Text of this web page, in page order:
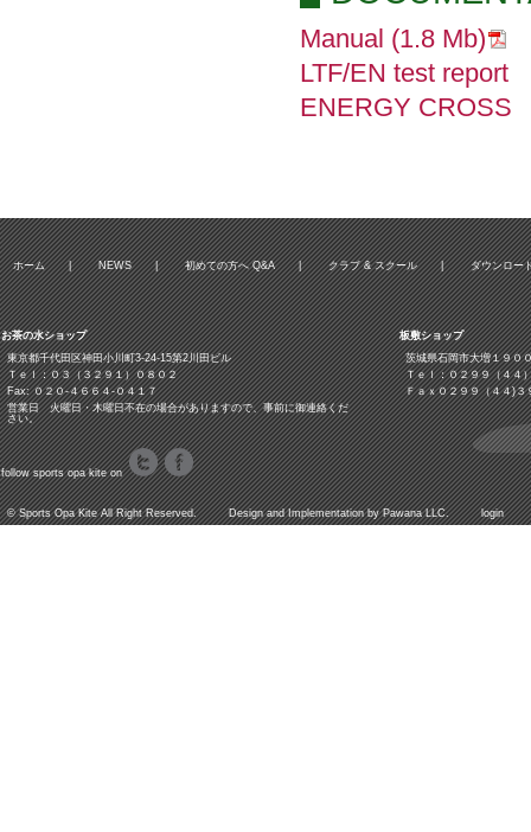
Manual (1.8 Mb)
LTF/EN test report
ENERGY CROSS
ホーム | NEWS | 初めての方へ Q&A | クラブ & スクール | ダウンロー
お茶の水ショップ
東京都千代田区神田小川町3‐24‐15第2川田ビル
Ｔｅｌ：０３（３２９１）０８０２
Fax: ０２０-４６６４-０４１７
営業日 火曜日・木曜日不在の場合がありますので、事前に御連絡くだ
さい。
follow sports opa kite on
板敷ショップ
茨城県石岡市大増１９０
Ｔｅｌ：０２９９（４４
Ｆａｘ０２９９（４４)３
©Sports Opa KiteAll Right Reserved. Design and Implementation byPawana LLC. login